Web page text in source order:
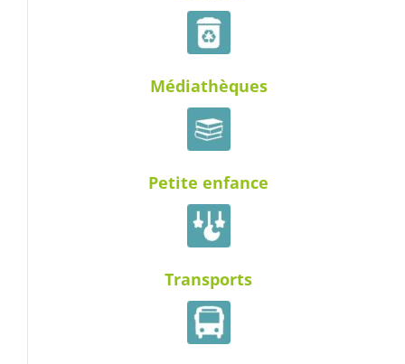
Médiathèques
Petite enfance
Transports